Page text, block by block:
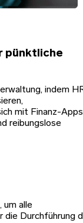
pünktliche
indem
mit Finanz-Apps
reibungslose
um alle
die Durchführung